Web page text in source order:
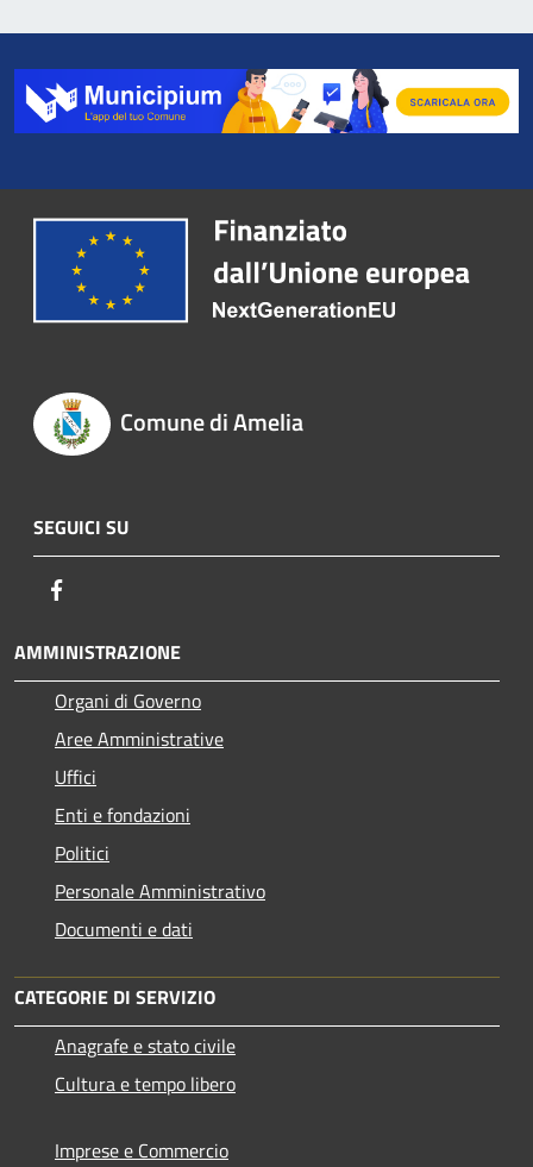
Comune di Amelia
SEGUICI SU
AMMINISTRAZIONE
Organi di Governo
Aree Amministrative
Uffici
Enti e fondazioni
Politici
Personale Amministrativo
Documenti e dati
CATEGORIE DI SERVIZIO
Anagrafe e stato civile
Cultura e tempo libero
Imprese e Commercio